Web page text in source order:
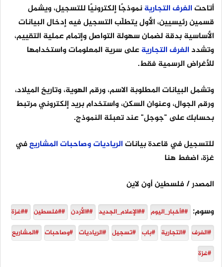
أتاحتالغرفالتجاريةنموذجًا إلكترونيًا للتسجيل، ويشمل
قسمين رئيسيين، الأول يتطلّب التسجيل فيه إدخال البيانات
الأساسية بدقة لضمان سهولة التواصل وإتمام عملية التقييم،
وتشددالغرفالتجاريةعلى سرية المعلومات واستخدامها
للأغراض الرسمية فقط.
وتشمل البيانات المطلوبة الاسم، ورقم الهوية، وتاريخ الميلاد،
ورقم الجوال، وعنوان السكن، واستخدام بريد إلكتروني مرتبط
بحسابك على "جوجل" عند تعبئة النموذج.
للتسجيل في قاعدة بياناتالريادياتوصاحباتالمشاريعفي
غزة، اضغط هنا
المصدر / فلسطين أون لاين
وسوم: ##أخبار_اليوم ##الإعلام_الجديد ##الأردن ##فلسطين ##غزة
#الغرف #التجارية #باب #تسجيل #الرياديات #وصاحبات #المشاريع
#غزة